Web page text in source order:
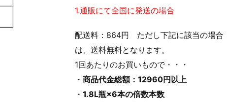
1.通販にて全国に発送の場合
配送料：864円 ただし下記に該当の場合
は、送料無料となります。
1回あたりのお買いもので・・・
・ 商品代金総額：12960円以上
・ 1.8L瓶×6本の倍数本数